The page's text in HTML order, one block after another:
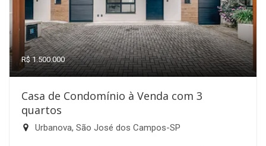
R$ 1.500.000
Casa de Condomínio à Venda com 3
quartos
Urbanova, São José dos Campos-SP